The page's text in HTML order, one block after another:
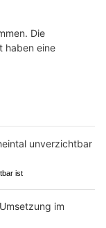
Die
haben eine
ist